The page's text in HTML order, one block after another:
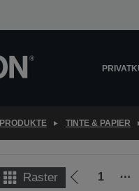
PRODUKTE TINTE & PAPIER
Raster
Zur
1 ⋯